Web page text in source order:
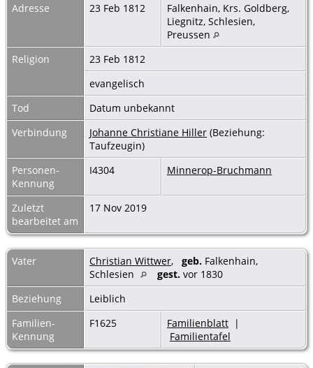
Adresse
23 Feb 1812
Falkenhain, Krs. Goldberg,
Liegnitz, Schlesien,
Preussen
Religion
23 Feb 1812
evangelisch
Tod
Datum unbekannt
Verbindung
Johanne Christiane Hiller (Beziehung:
Taufzeugin)
Personen-
Kennung
I4304 Minnerop-Bruchmann
Zuletzt
bearbeitet am
17 Nov 2019
Vater Christian Wittwer, geb. Falkenhain,
Schlesien
gest. vor 1830
Beziehung
Leiblich
Familien-
Kennung
F1625 Familienblatt |
Familientafel